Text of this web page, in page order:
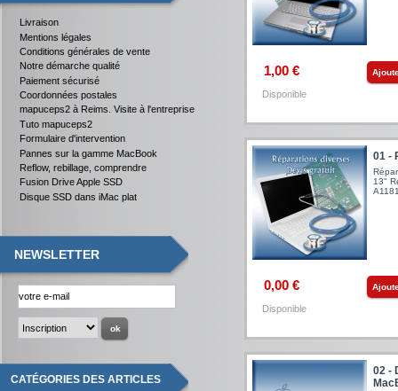
Livraison
Mentions légales
Conditions générales de vente
Notre démarche qualité
Paiement sécurisé
Coordonnées postales
mapuceps2 à Reims. Visite à l'entreprise
Tuto mapuceps2
Formulaire d'intervention
Pannes sur la gamme MacBook
Reflow, rebillage, comprendre
Fusion Drive Apple SSD
Disque SSD dans iMac plat
NEWSLETTER
CATÉGORIES DES ARTICLES
1,00 €
Disponible
01 -
13"
0,00 €
Disponible
02 -